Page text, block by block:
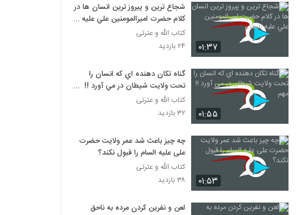
۰۱:۳۷
شجاع ترين و پيروز ترين انسان ها در
کلام حضرت اميرالمومنين علي عليه
السلام
کتاب الله و عترتی
۲۴ بازدید
۰۱:۵۵
گناه تکان دهنده اي که انسان را
تحت ولايت شيطان در مي آورد !!
مهم
کتاب الله و عترتی
۳۲ بازدید
۰۱:۵۳
چه چیز باعث شد عمر ولایت حضرت
علی علیه السام را قبول نکند؟
کتاب الله و عترتی
۳۸ بازدید
لعن و نفرين کردن مرده به ناحق